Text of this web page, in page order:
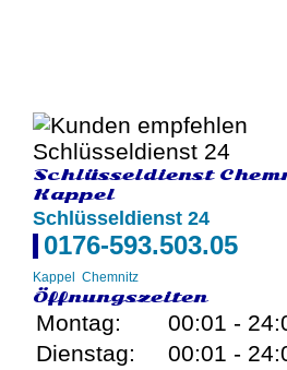
Schlüsseldienst
Kappel
Schlüsseldienst 24
0176-593.503.05
Kappel Chemnitz
Öffnungszeiten
Montag:
00:01 -
Dienstag:
00:01 -